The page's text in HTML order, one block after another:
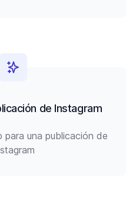
de Instagram
para una publicación de